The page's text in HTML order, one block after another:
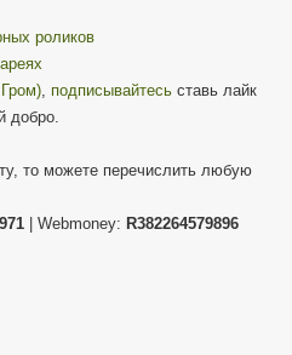
роликов
, подписывайтесь ставь лайк
добро.
то можете перечислить любую
| Webmoney: R382264579896